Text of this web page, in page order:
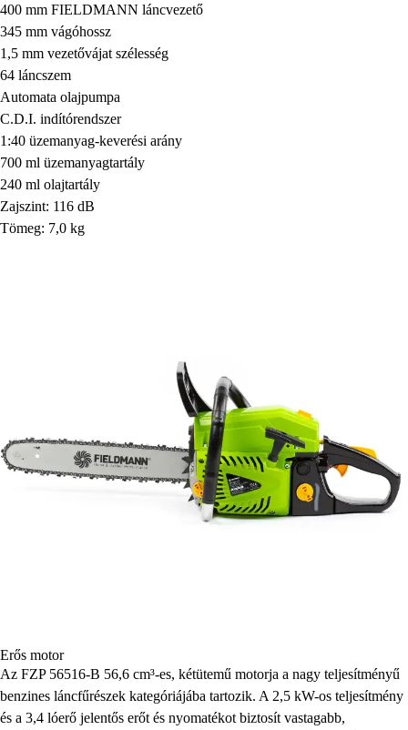
400 mm FIELDMANN láncvezető
345 mm vágóhossz
1,5 mm vezetővájat szélesség
64 láncszem
Automata olajpumpa
C.D.I. indítórendszer
1:40 üzemanyag-keverési arány
700 ml üzemanyagtartály
240 ml olajtartály
Zajszint: 116 dB
Tömeg: 7,0 kg
Erős motor
Az FZP 56516-B 56,6 cm³-es, kétütemű motorja a nagy teljesítményű
benzines láncfűrészek kategóriájába tartozik. A 2,5 kW-os teljesítmény
és a 3,4 lóerő jelentős erőt és nyomatékot biztosít vastagabb,